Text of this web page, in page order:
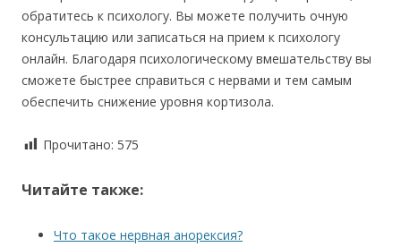
обратитесь к психологу. Вы можете получить очную
консультацию или записаться на прием к психологу
онлайн. Благодаря психологическому вмешательству вы
сможете быстрее справиться с нервами и тем самым
обеспечить снижение уровня кортизола.
Прочитано: 575
Читайте также:
Что такое нервная анорексия?